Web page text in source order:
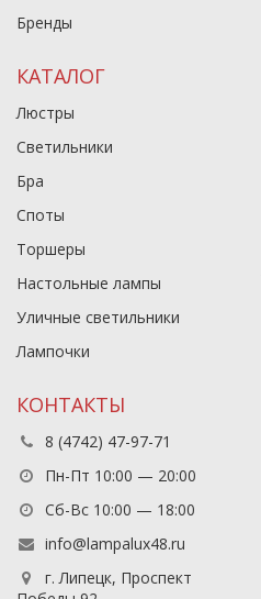
Бренды
КАТАЛОГ
Люстры
Светильники
Бра
Споты
Торшеры
Настольные лампы
Уличные светильники
Лампочки
КОНТАКТЫ
8 (4742) 47-97-71
Пн-Пт 10:00 — 20:00
Сб-Вс 10:00 — 18:00
info@lampalux48.ru
г. Липецк, Проспект